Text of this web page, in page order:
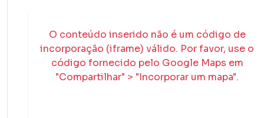
O conteúdo inserido não é um código de
incorporação (iframe) válido. Por favor, use o
código fornecido pelo Google Maps em
"Compartilhar" > "Incorporar um mapa".